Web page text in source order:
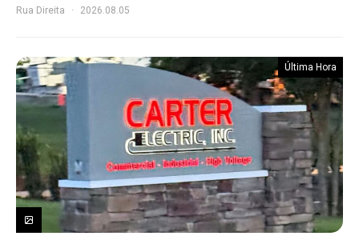
Rua Direita 2026.08.05
Última Hora